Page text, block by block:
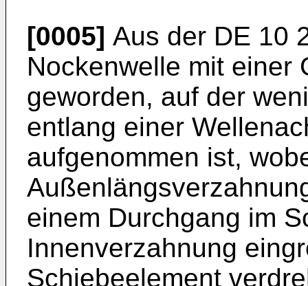
[0005] Aus der DE 10
Nockenwelle mit einer
geworden, auf der
entlang einer
aufgenommen ist,
einem Durchgang im
Innenverzahnung
Schiebeelement